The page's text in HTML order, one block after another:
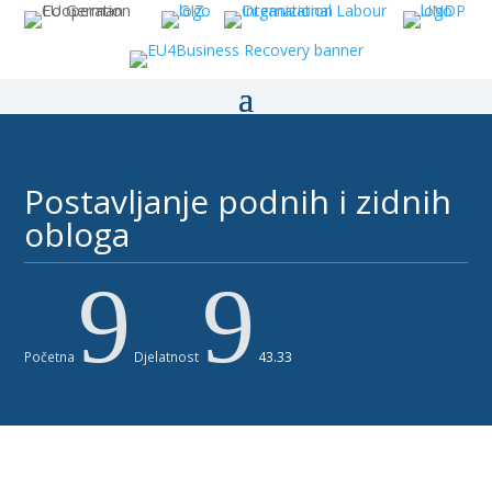
Postavljanje podnih i zidnih
obloga
Početna 9 Djelatnost 9 43.33